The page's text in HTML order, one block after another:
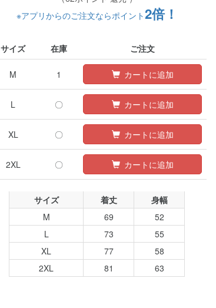
※アプリからのご注文ならポイント2倍！
サイズ 在庫 ご注文
M 1 カートに追加
L 〇 カートに追加
XL 〇 カートに追加
2XL 〇 カートに追加
サイズ 着丈
身幅
M
69
52
L
73
55
XL
77
58
2XL
81 63